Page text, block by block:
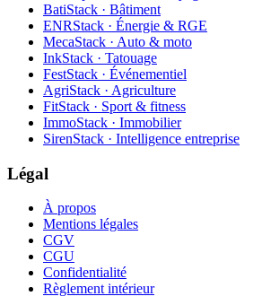
BatiStack · Bâtiment
ENRStack · Énergie & RGE
MecaStack · Auto & moto
InkStack · Tatouage
FestStack · Événementiel
AgriStack · Agriculture
FitStack · Sport & fitness
ImmoStack · Immobilier
SirenStack · Intelligence entreprise
Légal
À propos
Mentions légales
CGV
CGU
Confidentialité
Règlement intérieur